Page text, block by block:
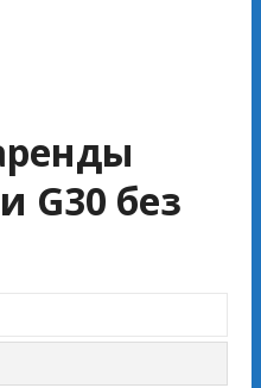
G30 без